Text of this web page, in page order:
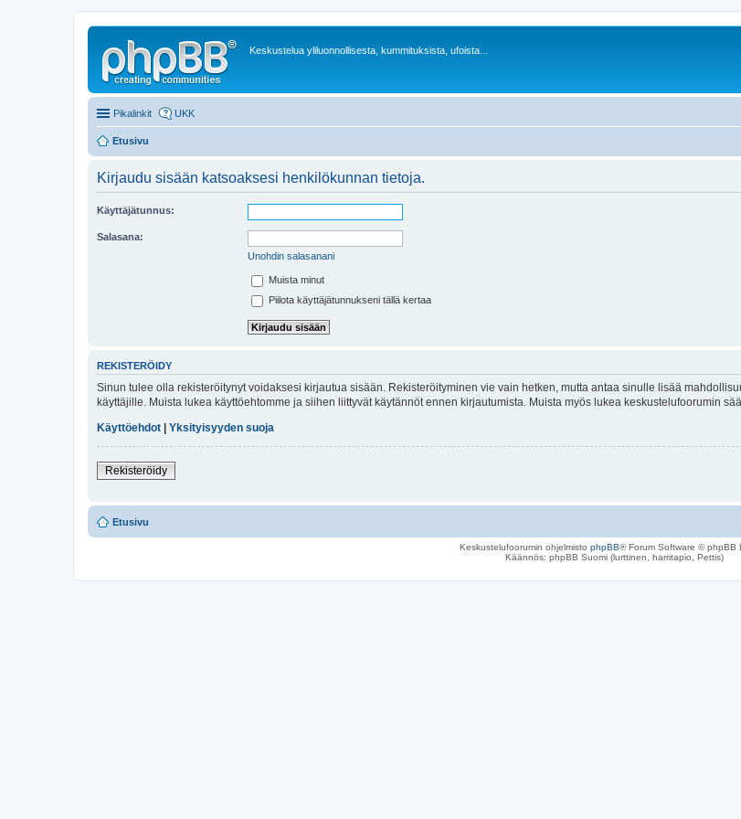
Keskustelua yliluonnollisesta, kummituksista, ufoista...
Pikalinkit UKK
Etusivu
Kirjaudu sisään katsoaksesi henkilökunnan tietoja.
Käyttäjätunnus:
Salasana:
Unohdin salasanani
Muista minut
Piilota käyttäjätunnukseni tällä kertaa
REKISTERÖIDY
Sinun tulee olla rekisteröitynyt voidaksesi kirjautua sisään. Rekisteröityminen vie vain hetken, mutta antaa sinulle lisää
käyttäjille. Muista lukea käyttöehtomme ja siihen liittyvät käytännöt ennen kirjautumista. Muista myös lukea keskustelufoorumin
Käyttöehdot | Yksityisyyden suoja
Rekisteröidy
Etusivu
Keskustelufoorumin ohjelmisto phpBB® Forum Software © phpBB
Käännös: phpBB Suomi (lurttinen, harritapio, Pettis)